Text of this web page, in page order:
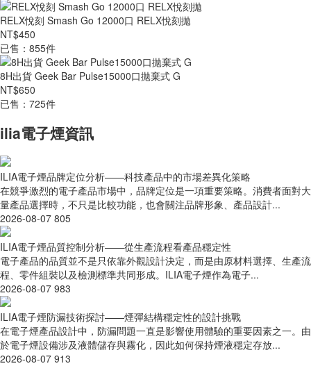
RELX悅刻 Smash Go 12000口 RELX悅刻拋
NT$450
已售：855件
8H出貨 Geek Bar Pulse15000口拋棄式 G
NT$650
已售：725件
ilia電子煙資訊
ILIA電子煙品牌定位分析——科技產品中的市場差異化策略
在競爭激烈的電子產品市場中，品牌定位是一項重要策略。消費者面對大
量產品選擇時，不只是比較功能，也會關注品牌形象、產品設計...
2026-08-07 805
ILIA電子煙品質控制分析——從生產流程看產品穩定性
電子產品的品質並不是只依靠外觀設計決定，而是由原材料選擇、生產流
程、零件組裝以及檢測標準共同形成。ILIA電子煙作為電子...
2026-08-07 983
ILIA電子煙防漏技術探討——煙彈結構穩定性的設計挑戰
在電子煙產品設計中，防漏問題一直是影響使用體驗的重要因素之一。由
於電子煙設備涉及液體儲存與霧化，因此如何保持煙液穩定存放...
2026-08-07 913